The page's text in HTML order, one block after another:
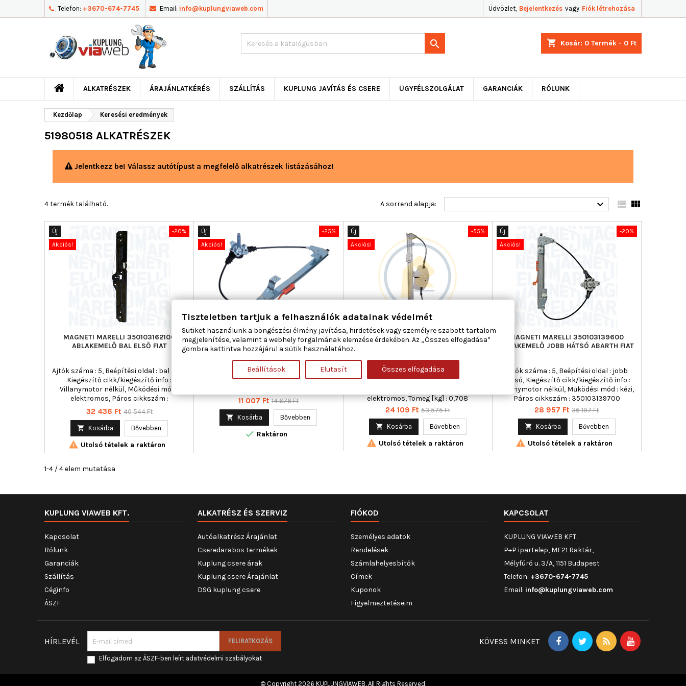
Telefon: +3670-674-7745 Email: info@kuplungviaweb.com Üdvözlet, Bejelentkezés vagy Fiók létrehozása
shopping_cart Kosár: 0 Termék - 0 Ft

ALKATRÉSZEK ÁRAJÁNLATKÉRÉS SZÁLLÍTÁS KUPLUNG JAVÍTÁS ÉS CSERE ÜGYFÉLSZOLGÁLAT GARANCIÁK RÓLUNK
Kezdőlap Keresési eredmények
51980518 ALKATRÉSZEK
Jelentkezz be! Válassz autótípust a megfelelő alkatrészek listázásához!
4 termék található. A sorrend alapja:   
-20%
Új
Akciós!
MAGNETI MARELLI 350103162100
ABLAKEMELŐ BAL ELSŐ FIAT
Ajtók száma : 5, Beépítési oldal : bal első,
Kiegészítő cikk/kiegészítő info :
Villanymotor nélkül, Működési mód :
elektromos, Páros cikkszám :
350103162200
Ár
32 436 Ft Normál
40 544 Ft
 Kosárba Bővebben
 Utolsó tételek a raktáron
-25%
Új
Akciós!
MAXGEAR 50-0307 ABLAKEMELŐ JOBB
HÁTSÓ FIAT
Ajtók száma : 5, Beépítési oldal : jobb
hátsó, Működési mód : kézi, Páros
Ár
11 007 FtNormál
14 676 Ft
 Kosárba Bővebben
 Raktáron
-55%
Új
Akciós!
AC ROLCAR 01.1713 ABLAKEMELŐ BAL
ELSŐ
Ajtók száma : 4, Beépítési oldal : bal első,
Kiegészítő cikk/kiegészítő info :
elektromos, Tömeg [kg] : 0,708
Ár
24 109 Ft Normál
53 575 Ft
 Kosárba Bővebben
 Utolsó tételek a raktáron
-20%
Új
Akciós!
MAGNETI MARELLI 350103139600
ABLAKEMELŐ JOBB HÁTSÓ ABARTH FIAT
Ajtók száma : 5, Beépítési oldal : jobb
hátsó, Kiegészítő cikk/kiegészítő info :
Villanymotor nélkül, Működési mód : kézi,
Páros cikkszám : 350103139700
Ár
28 957 Ft Normál
36 197 Ft
 Kosárba Bővebben
 Utolsó tételek a raktáron
1-4 / 4 elem mutatása
KUPLUNG VIAWEB KFT.
Kapcsolat
Rólunk
Garanciák
Szállítás
Céginfo
ÁSZF
ALKATRÉSZ ÉS SZERVIZ
Autóalkatrész Árajánlat
Cseredarabos termékek
Kuplung csere árak
Kuplung csere Árajánlat
DSG kuplung csere
FIÓKOD
Személyes adatok
Rendelések
Számlahelyesbítők
Címek
Kuponok
Figyelmeztetéseim
KAPCSOLAT
KUPLUNG VIAWEB KFT.
P+P ipartelep, MF21 Raktár,
Mélyfúró u. 3/A, 1151 Budapest
Telefon: +3670-674-7745
Email: info@kuplungviaweb.com
HÍRLEVÉL
Elfogadom az ÁSZF-ben leírt adatvédelmi szabályokat
KÖVESS MINKET
© Copyright 2026 KUPLUNGVIAWEB. All Rights Reserved.
Tiszteletben tartjuk a felhasználók adatainak védelmét
Sütiket használunk a böngészési élmény javítása, hirdetések vagy személyre szabott tartalom
megjelenítése, valamint a webhely forgalmának elemzése érdekében. Az „Összes elfogadása”
gombra kattintva hozzájárul a sütik használatához.
Beállítások Elutasít Összes elfogadása